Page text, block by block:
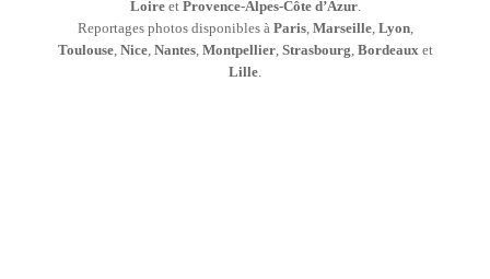
Loireet Provence-Alpes-Côte d’Azur.
Reportages photos disponibles à Paris, Marseille, Lyon,
Toulouse, Nice, Nantes, Montpellier, Strasbourg Bordeaux et
Lille